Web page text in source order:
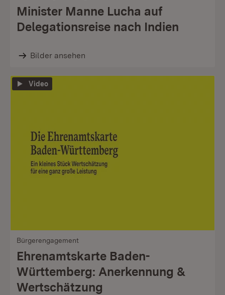
Minister Manne Lucha auf
Delegationsreise nach Indien
Bilder ansehen
Video
Bürgerengagement
Ehrenamtskarte Baden-
Württemberg: Anerkennung &
Wertschätzung